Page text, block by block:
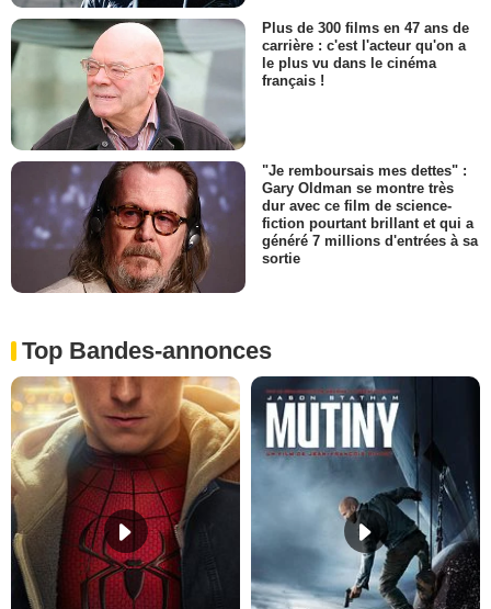
Plus de 300 films en 47 ans de
carrière : c'est l'acteur qu'on a
le plus vu dans le cinéma
français !
"Je remboursais mes dettes" :
Gary Oldman se montre très
dur avec ce film de science-
fiction pourtant brillant et qui a
généré 7 millions d'entrées à sa
sortie
Top Bandes-annonces